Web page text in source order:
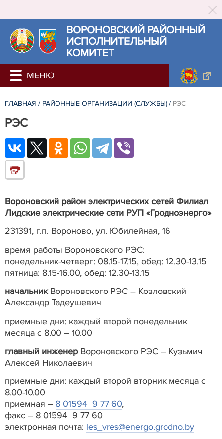
ВОРОНОВСКИЙ РАЙОННЫЙ
ИСПОЛНИТЕЛЬНЫЙ
КОМИТЕТ
ГЛАВНАЯ / РАЙОННЫЕ ОРГАНИЗАЦИИ (СЛУЖБЫ) / РЭС
РЭС
Вороновский район электрических сетей Филиал
Лидские электрические сети РУП «Гродноэнерго»
231391, г.п. Вороново, ул. Юбилейная, 16
время работы Вороновского РЭС:
понедельник-четверг: 08.15-17.15, обед: 12.30-13.15
пятница: 8.15-16.00, обед: 12.30-13.15
начальникВороновского РЭС – Козловский
Александр Тадеушевич
приемные дни: каждый второй понедельник
месяца с 8.00 – 10.00
главный инженер Вороновского РЭС – Кузьмич
Алексей Николаевич
приемные дни: каждый второй вторник месяца с
8.00-10.00
приемная – 8 01594 9 77 60,
факс – 8 01594 9 77 60
электронная почта: les_vres@energo.grodno.by